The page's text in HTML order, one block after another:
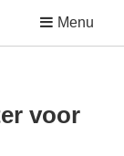
Menu
voor